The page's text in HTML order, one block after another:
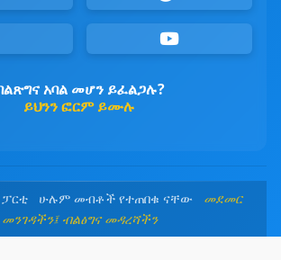
አባል መሆን ይፈልጋሉ?
ይህንን ፎርም ይሙሉ
ፓርቲ ሁሉም መብቶች የተጠበቁ ናቸው መደመር
መንገዳችን፤ ብልፅግና መዳረሻችን